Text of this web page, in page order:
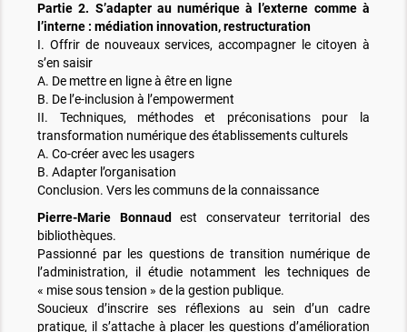
Partie 2. S’adapter au numérique à l’externe comme à
l’interne : médiation innovation, restructuration
I. Offrir de nouveaux services, accompagner le citoyen à
s’en saisir
A. De mettre en ligne à être en ligne
B. De l’e-inclusion à l’empowerment
II. Techniques, méthodes et préconisations pour la
transformation numérique des établissements culturels
A. Co-créer avec les usagers
B. Adapter l’organisation
Conclusion. Vers les communs de la connaissance
Pierre-Marie Bonnaud
est conservateur territorial des
bibliothèques.
Passionné par les questions de transition numérique de
l’administration, il étudie notamment les techniques de
« mise sous tension » de la gestion publique.
Soucieux d’inscrire ses réflexions au sein d’un cadre
pratique, il s’attache à placer les questions d’amélioration